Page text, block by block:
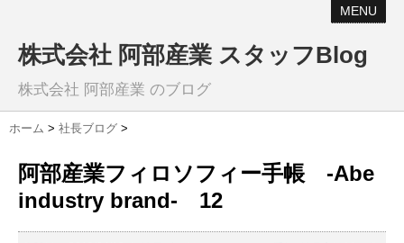
MENU
株式会社 阿部産業 スタッフBlog
株式会社 阿部産業 のブログ
ホーム > 社長ブログ >
阿部産業フィロソフィー手帳 -Abe
industry brand- 12